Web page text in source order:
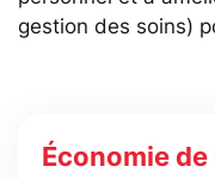
gestion des soins)
Économie de